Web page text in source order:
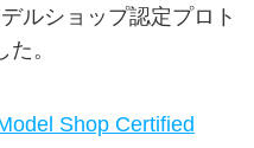
ルショップ認定プロト
。
Shop Certified